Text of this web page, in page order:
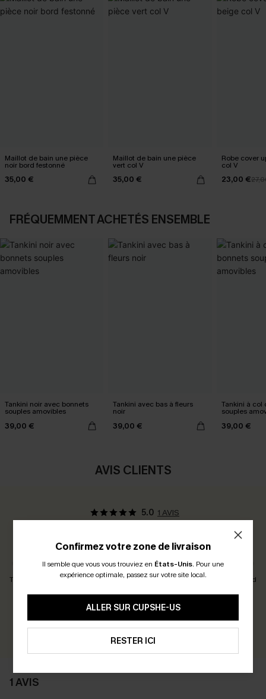
Maillot de bain une pièce
noir bord festonné
35,00 €
Maillot de bain une pièce
vert col V
35,00 €
Robe cover
col V
23,00 €
FRÉQUEMMENT ACHETÉS ENSEMBLE
Tankini noir avec bonnets
souples amovibles
39,00 €
Tankini avec bas à fleurs
noir
39,00 €
Tankini à
souples
39,00 €
AVIS CLIENTS
5.0 1 AVIS
Avis des Clients:Taille Juste
Taille Petit Taille Juste Taille Grand
Gagnez 30+ points pour chaque avis que vous laissez !
ÉCRIRE UN AVIS
1 AVIS
Confirmez votre zone de livraison
Il semble que vous vous trouviez en États-Unis. Pour une
expérience optimale, passez sur votre site local.
ALLER SUR CUPSHE-US
RESTER ICI